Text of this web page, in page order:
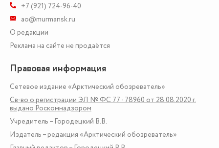
+7 (921) 724-96-40
ao@murmansk.ru
О редакции
Реклама на сайте не продаётся
Правовая информация
Сетевое издание «Арктический обозреватель»
Св-во о регистрации ЭЛ № ФС 77 - 78960 от 28.08.2020 г.
выдано Роскомнадзором
Учредитель – Городецкий В.В.
Издатель – редакция «Арктический обозреватель»